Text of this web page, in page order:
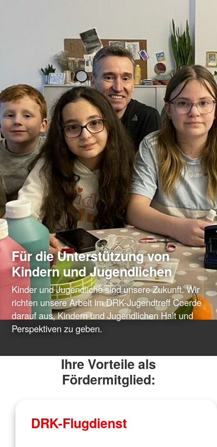
Für die Unterstützung von
Kindern und Jugendlichen
Kinder und Jugendliche sind unsere Zukunft. Wir
richten unsere Arbeit im DRK-Jugendtreff Coerde
darauf aus, Kindern und Jugendlichen Halt und
Perspektiven zu geben.
Ihre Vorteile als
Fördermitglied:
DRK-Flugdienst